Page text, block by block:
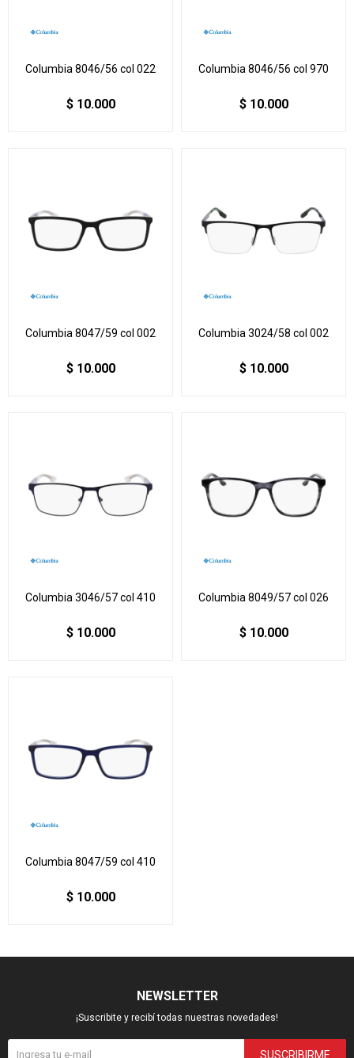
Columbia 8046/56 col 022
$ 10.000
Columbia 8046/56 col 970
$ 10.000
Columbia 8047/59 col 002
$ 10.000
Columbia 3024/58 col 002
$ 10.000
Columbia 3046/57 col 410
$ 10.000
Columbia 8049/57 col 026
$ 10.000
Columbia 8047/59 col 410
$ 10.000
NEWSLETTER
¡Suscribite y recibí todas nuestras novedades!
SUSCRIBIRME